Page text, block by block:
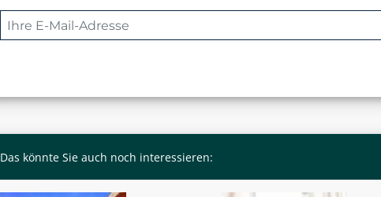
Das könnte Sie auch noch interessieren: